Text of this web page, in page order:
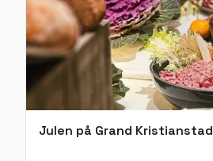
Julen på Grand Kristianstad